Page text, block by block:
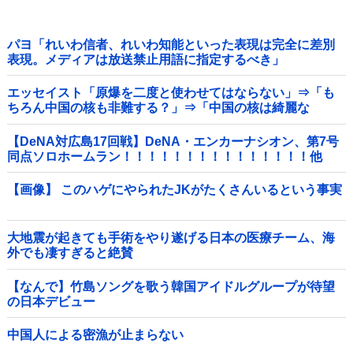
パヨ「れいわ信者、れいわ知能といった表現は完全に差別
表現。メディアは放送禁止用語に指定するべき」
エッセイスト「原爆を二度と使わせてはならない」⇒「も
ちろん中国の核も非難する？」⇒「中国の核は綺麗な
核！」
【DeNA対広島17回戦】DeNA・エンカーナシオン、第7号
同点ソロホームラン！！！！！！！！！！！！！！！他
【画像】 このハゲにやられたJKがたくさんいるという事実
大地震が起きても手術をやり遂げる日本の医療チーム、海
外でも凄すぎると絶賛
【なんで】竹島ソングを歌う韓国アイドルグループが待望
の日本デビュー
中国人による密漁が止まらない